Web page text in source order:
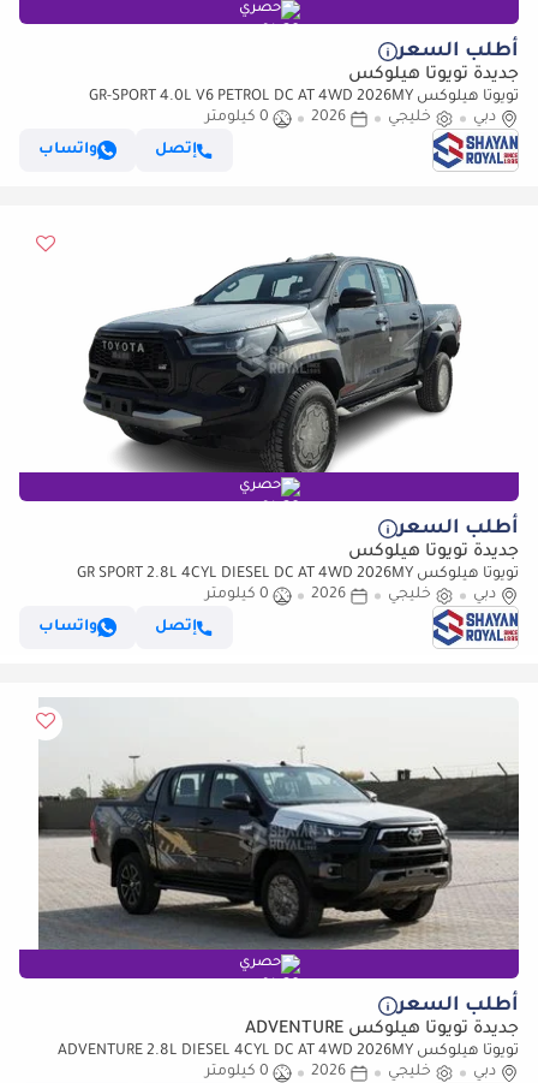
حصري
أطلب السعر
جديدة تويوتا هيلوكس
تويوتا هيلوكس GR-SPORT 4.0L V6 PETROL DC AT 4WD 2026MY
دبي
خليجي 2026
0 كيلومتر
إتصل
واتساب
حصري
أطلب السعر
جديدة تويوتا هيلوكس
تويوتا هيلوكس GR SPORT 2.8L 4CYL DIESEL DC AT 4WD 2026MY
دبي
خليجي 2026
0 كيلومتر
إتصل
واتساب
حصري
أطلب السعر
جديدة تويوتا هيلوكس ADVENTURE
تويوتا هيلوكس ADVENTURE 2.8L DIESEL 4CYL DC AT 4WD 2026MY
دبي
خليجي 2026
0 كيلومتر